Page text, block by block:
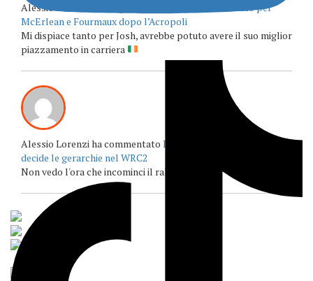
Alessio Lorenzi ha commentato
Penalità di un minuto per
McErlean e Fourmaux dopo l’Acropoli
Mi dispiace tanto per Josh, avrebbe potuto avere il suo miglior
piazzamento in carriera
Alessio Lorenzi ha commentato L’EKO Acropolis Rally Grecia
decide le gerarchie nel WRC2
Non vedo l'ora che incominci il rally acropolis